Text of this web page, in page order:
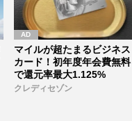
マイルが超たまるビジネス
カード！初年度年会費無料
で還元率最大1.125%
クレディセゾン